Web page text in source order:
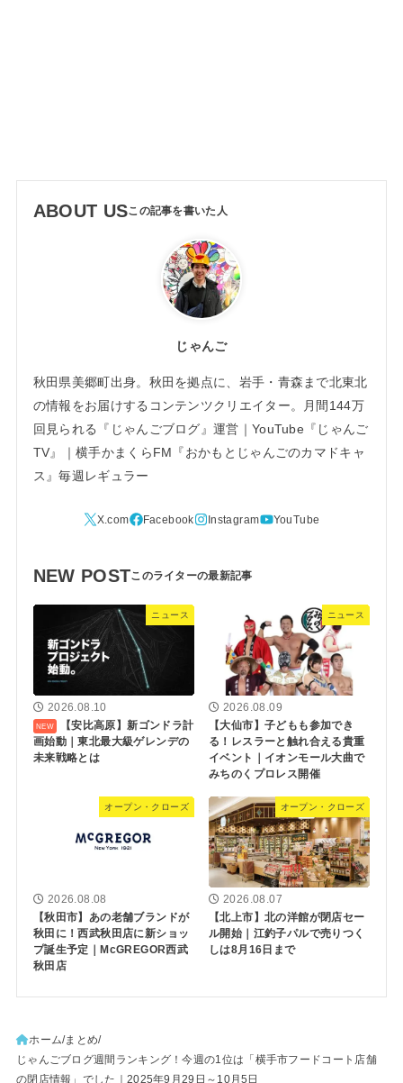
ABOUT US
じゃんご
秋田県美郷町出身。秋田を拠点に、岩手・青森まで北東北
の情報をお届けするコンテンツクリエイター。月間144万
回見られる『じゃんごブログ』運営｜YouTube『じゃんご
TV』｜横手かまくらFM『おかもとじゃんごのカマドキャ
ス』毎週レギュラー
NEW POST
ニュース
2026.08.10
【安比高原】新ゴンドラ計
画始動｜東北最大級ゲレンデの
未来戦略とは
ニュース
2026.08.09
【大仙市】子どもも参加でき
る！レスラーと触れ合える貴重
イベント｜イオンモール大曲で
みちのくプロレス開催
オープン・クローズ
2026.08.08
【秋田市】あの老舗ブランドが
秋田に！西武秋田店に新ショッ
プ誕生予定｜McGREGOR西武
秋田店
オープン・クローズ
2026.08.07
【北上市】北の洋館が閉店セー
ル開始｜江釣子パルで売りつく
しは8月16日まで
ホーム まとめ
じゃんごブログ週間ランキング！今週の1位は「横手市フードコート店舗
の閉店情報」でした｜2025年9月29日～10月5日